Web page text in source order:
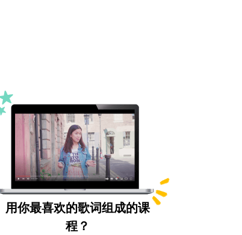
用你最喜欢的歌词组成的课
程？